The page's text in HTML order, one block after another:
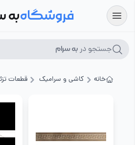
فروشگاهبه
جستجو در به سرام
خانه کاشی و سرامیک قطعات